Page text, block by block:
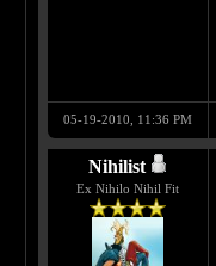
05-19-2010, 11:36 PM
Nihilist
Ex Nihilo Nihil Fit